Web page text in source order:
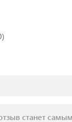
станет